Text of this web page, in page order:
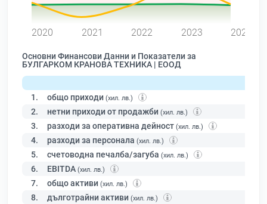
2020 2021 2022 2023 2024
Основни Финансови Данни и Показатели за
БУЛГАРКОМ КРАНОВА ТЕХНИКА | ЕООД
1. общо приходи (хил. лв.)
2. нетни приходи от продажби (хил. лв.)
3. разходи за оперативна дейност (хил. лв.)
4. разходи за персонала (хил. лв.)
5. счетоводна печалба/загуба (хил. лв.)
6. EBITDA (хил. лв.)
7. общо активи (хил. лв.)
8. дълготрайни активи (хил. лв.)